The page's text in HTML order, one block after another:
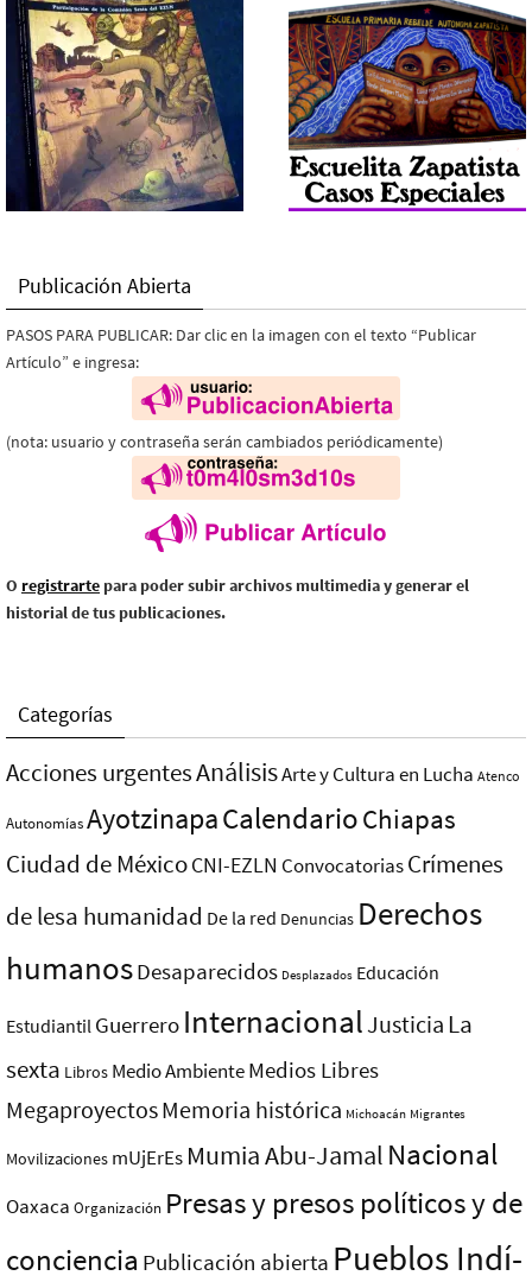
Publicación Abierta
PASOS PARA PUBLICAR: Dar clic en la imagen con el texto “Publicar
Artículo” e ingresa:
(nota: usuario y contraseña serán cambiados periódicamente)
O registrarte para poder subir archivos multimedia y generar el
historial de tus publicaciones.
Categorías
Acciones urgentesAnálisisArte y Cultura en Lucha Atenco
AutonomíasAyotzinapaCalendarioChiapas
Ciudad de MéxicoCNI-EZLN ConvocatoriasCrímenes
de lesa humanidad De la red Denuncias Derechos
humanosDesaparecidos Desplazados Educación
Estudiantil Guerrero InternacionalJusticia La
sexta Libros Medio AmbienteMedios Libres
MegaproyectosMemoria histórica Michoacán Migrantes
Movilizaciones mUjErEs Mumia Abu-Jamal Nacional
Oaxaca Organización Presas y presos polí­ticos y de
conciencia Publicación abierta Pueblos Indí­